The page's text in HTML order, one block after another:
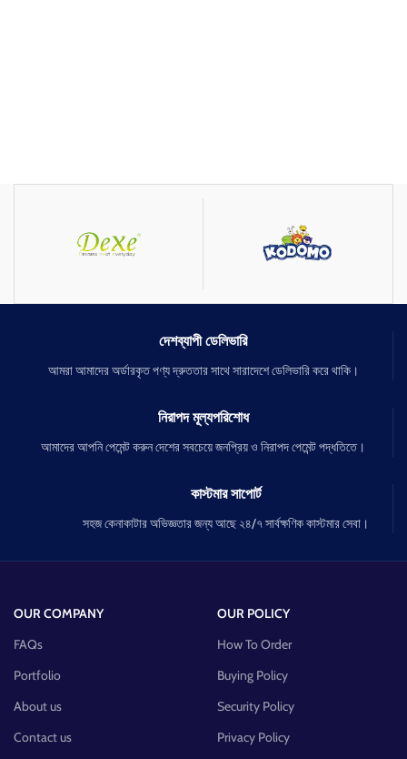
দেশব্যাপী ডেলিভারি
আমরা আমাদের অর্ডারকৃত পণ্য দ্রুততার সাথে সারাদেশে ডেলিভারি করে থাকি।
নিরাপদ মূল্যপরিশোধ
আমাদের আপনি পেমেন্ট করুন দেশের সবচেয়ে জনপ্রিয় ও নিরাপদ পেমেন্ট পদ্ধতিতে।
কাস্টমার সাপোর্ট
সহজ কেনাকাটার অভিজ্ঞতার জন্য আছে ২৪/৭ সার্বক্ষণিক কাস্টমার সেবা।
OUR COMPANY
FAQs
Portfolio
About us
Contact us
OUR POLICY
How To Order
Buying Policy
Security Policy
Privacy Policy